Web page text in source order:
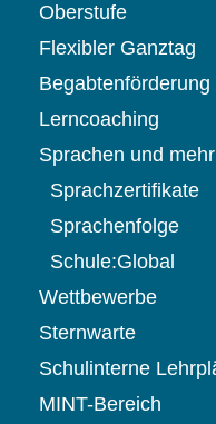
Oberstufe
Flexibler Ganztag
Begabtenförderung
Lerncoaching
Sprachen und mehr
Sprachzertifikate
Sprachenfolge
Schule:Global
Wettbewerbe
Sternwarte
Schulinterne
MINT-Bereich